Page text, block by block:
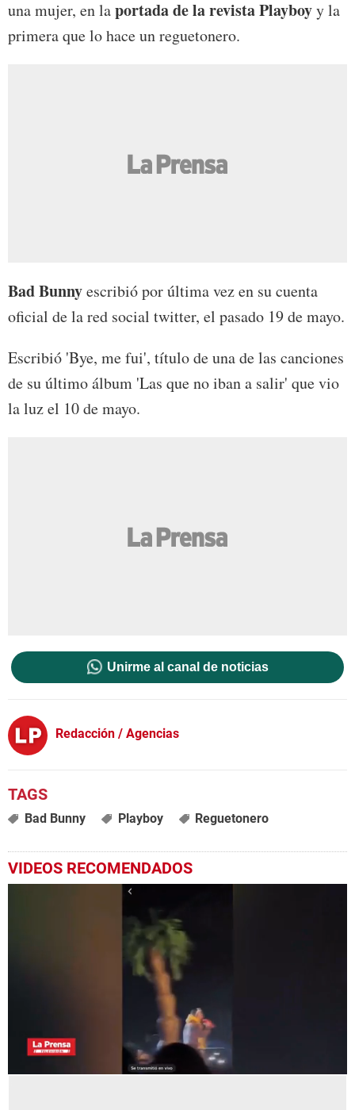
una mujer, en laportada de la revista Playboyy la
primera que lo hace un reguetonero.
Bad Bunnyescribió por última vez en su cuenta
oficial de la red social twitter, el pasado 19 de mayo.
Escribió 'Bye, me fui', título de una de las canciones
de su último álbum 'Las que no iban a salir' que vio
la luz el 10 de mayo.
Unirme al canal de noticias
Redacción / Agencias
Bad Bunny Playboy Reguetonero
VIDEOS RECOMENDADOS